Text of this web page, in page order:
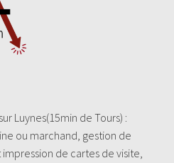
Luynes(15min de Tours) :
ou marchand, gestion de
de cartes de visite,